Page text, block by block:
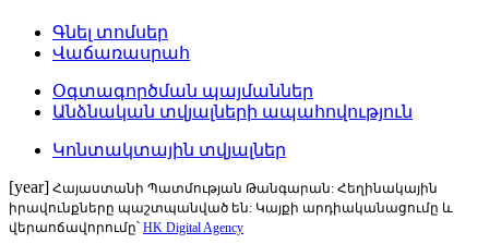
Գնել տոմսեր
Վաճառասրահ
Օգտագործման պայմաններ
Անձնական տվյալների ապահովություն
Կոնտակտային տվյալներ
[year] Հայաստանի Պատմության Թանգարան: Հեղինակային
իրավունքները պաշտպանված են: Կայքի արդիականացումը և
վերաոճավորումը՝ HK Digital Agency